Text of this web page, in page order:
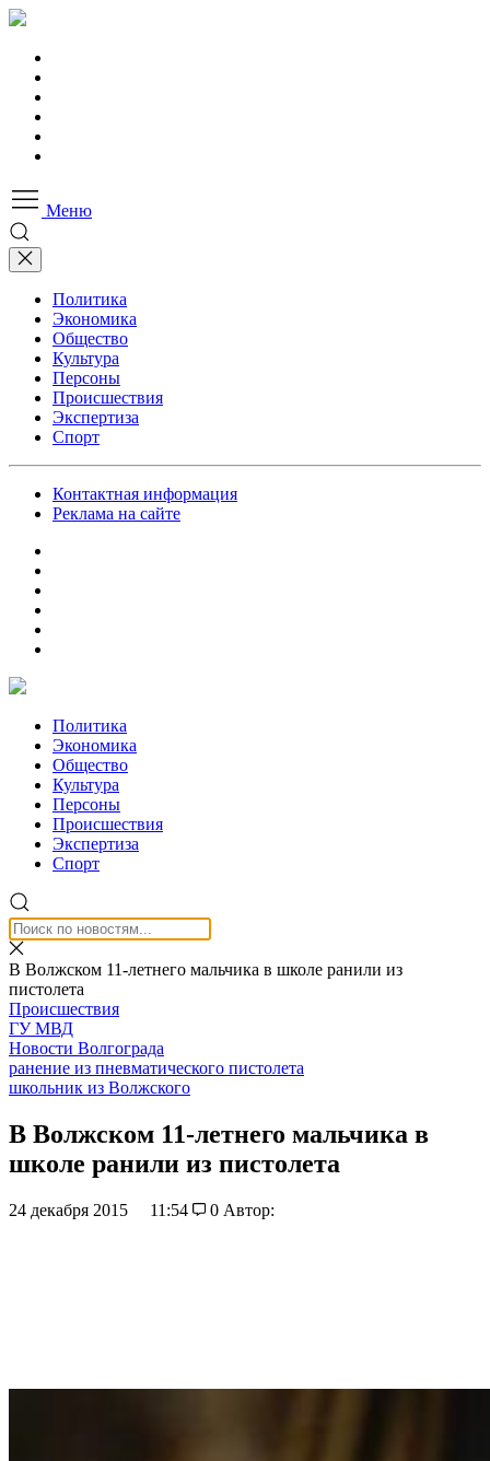
Меню
Политика
Экономика
Общество
Культура
Персоны
Происшествия
Экспертиза
Спорт
Контактная информация
Реклама на сайте
Политика
Экономика
Общество
Культура
Персоны
Происшествия
Экспертиза
Спорт
В Волжском 11-летнего мальчика в школе ранили из
пистолета
Происшествия
ГУ МВД
Новости Волгограда
ранение из пневматического пистолета
школьник из Волжского
В Волжском 11-летнего мальчика в
школе ранили из пистолета
24 декабря 2015 11:54 0 Автор: